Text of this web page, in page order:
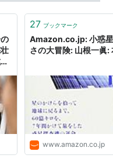
27 ブックマーク
Amazon.co.jp: 小惑
さの大冒険: 山根一眞:
www.amazon.co.jp